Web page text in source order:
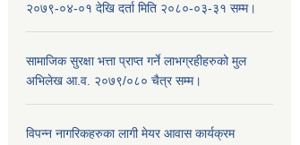
२०७९-०४-०१ देखि दर्ता मिति २०८०-०३-३१ सम्म।
सामाजिक सुरक्षा भत्ता प्राप्त गर्ने लाभग्रहीहरुको मुल
अभिलेख आ.व. २०७९/०८० चैत्र सम्म।
विपन्न नागरिकहरुका लागी मेयर आवास कार्यक्रम